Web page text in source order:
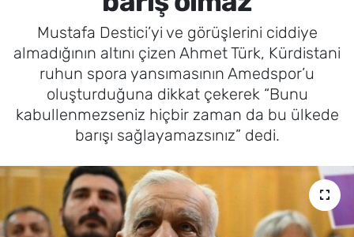
Mustafa Destici’yi ve görüşlerini ciddiye
almadığının altını çizen Ahmet Türk, Kürdistani
ruhun spora yansımasının Amedspor’u
oluşturduğuna dikkat çekerek “Bunu
kabullenmezseniz hiçbir zaman da bu ülkede
barışı sağlayamazsınız” dedi.